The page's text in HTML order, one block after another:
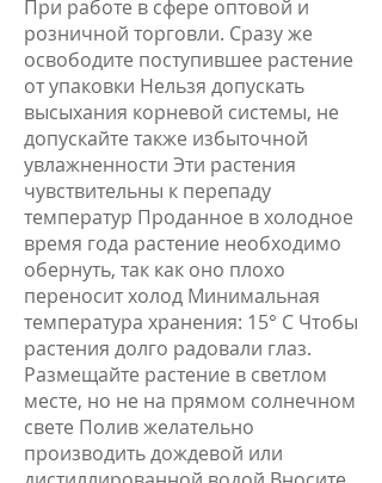
При работе в сфере оптовой и
розничной торговли. Сразу же
освободите поступившее растение
от упаковки Нельзя допускать
высыхания корневой системы, не
допускайте также избыточной
увлажненности Эти растения
чувствительны к перепаду
температур Проданное в холодное
время года растение необходимо
обернуть, так как оно плохо
переносит холод Минимальная
температура хранения: 15° С Чтобы
растения долго радовали глаз.
Размещайте растение в светлом
месте, но не на прямом солнечном
свете Полив желательно
производить дождевой или